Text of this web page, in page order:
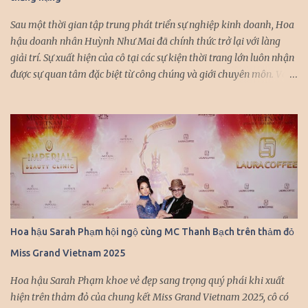
Sau một thời gian tập trung phát triển sự nghiệp kinh doanh, Hoa
hậu doanh nhân Huỳnh Như Mai đã chính thức trở lại với làng
giải trí. Sự xuất hiện của cô tại các sự kiện thời trang lớn luôn nhận
được sự quan tâm đặc biệt từ công chúng và giới chuyên môn. Với
mặt được nhiều nhà thiết kế hàng đầu “chọn mặt gửi vàng”. Mỗi
lần xuất hiện trên sàn diễn, cô đều khiến người xem không thể rời
mắt với những màn trình diễn đầy ấn tượng. Đặc biệt, trong
chương trình Lễ hội mùa Thu “Việt Nam Gấm Hoa” của nhà thiết
kế Khôi Nguyễn vừa qua, Huỳnh Như Mai đã một lần nữa khẳng
định vị thế của mình khi cùng hội tụ với dàn hoa hậu, á hậu đình
đám trong giới doanh nhân. Sự kiện này không chỉ là dịp để các
người đẹp khoe sắc mà còn là cơ hội để họ giao lưu, kết nối và cùng
nhau phát triển. Chia sẻ về kế hoạch sắp tới, Huỳnh Như Mai cho
Hoa hậu Sarah Phạm hội ngộ cùng MC Thanh Bạch trên thảm đỏ
Miss Grand Vietnam 2025
Hoa hậu Sarah Phạm khoe vẻ đẹp sang trọng quý phái khi xuất
hiện trên thảm đỏ của chung kết Miss Grand Vietnam 2025, cô có